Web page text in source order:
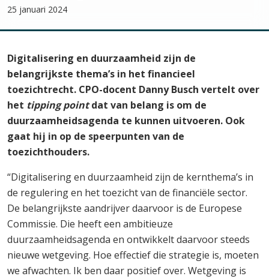
25 januari 2024
Digitalisering en duurzaamheid zijn de
belangrijkste thema’s in het financieel
toezichtrecht. CPO-docent Danny Busch vertelt over
het tipping pointdat van belang is om de
duurzaamheidsagenda te kunnen uitvoeren. Ook
gaat hij in op de speerpunten van de
toezichthouders.
“Digitalisering en duurzaamheid zijn de kernthema’s in
de regulering en het toezicht van de financiële sector.
De belangrijkste aandrijver daarvoor is de Europese
Commissie. Die heeft een ambitieuze
duurzaamheidsagenda en ontwikkelt daarvoor steeds
nieuwe wetgeving. Hoe effectief die strategie is, moeten
we afwachten. Ik ben daar positief over. Wetgeving is